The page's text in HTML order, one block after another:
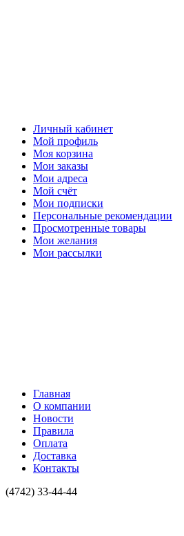
Личный кабинет
Мой профиль
Моя корзина
Мои заказы
Мои адреса
Мой счёт
Мои подписки
Персональные рекомендации
Просмотренные товары
Мои желания
Мои рассылки
Главная
О компании
Новости
Правила
Оплата
Доставка
Контакты
(4742) 33-44-44